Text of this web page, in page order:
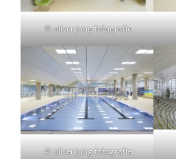
© oliver jung fotografie
© oliver jung fotografie